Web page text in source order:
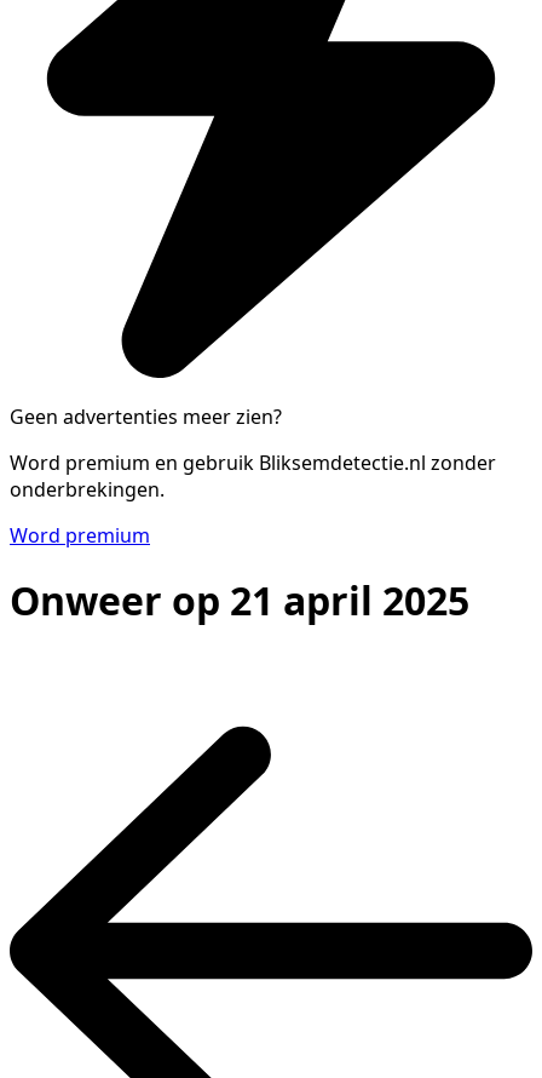
Geen advertenties meer zien?
Word premium en gebruik Bliksemdetectie.nl zonder
onderbrekingen.
Word premium
Onweer op 21 april 2025